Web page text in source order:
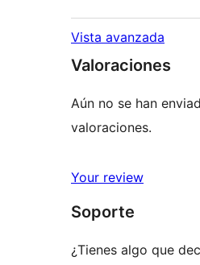
Vista avanzada
Valoraciones
Aún no se han
valoraciones.
Your review
Soporte
¿Tienes algo que